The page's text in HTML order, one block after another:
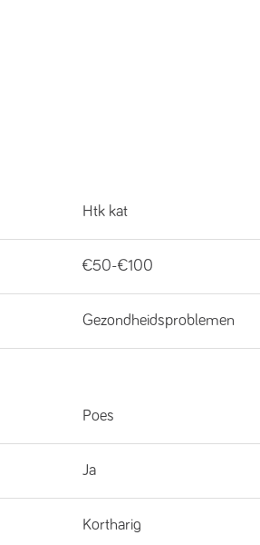
Htk kat
€50-€100
Gezondheidsproblemen
Poes
Ja
Kortharig